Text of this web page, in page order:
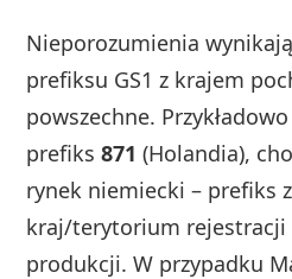
Nieporozumienia
prefiksu GS1 z krajem
powszechne.
prefiks871 (Holandia),
rynek niemiecki – prefiks
kraj/terytorium
produkcji. W przypadku